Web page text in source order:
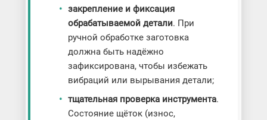
закрепление и фиксация
обрабатываемой детали. При
ручной обработке заготовка
должна быть надёжно
зафиксирована, чтобы избежать
вибраций или вырывания детали;
тщательная проверка инструмента.
Состояние щёток (износ,